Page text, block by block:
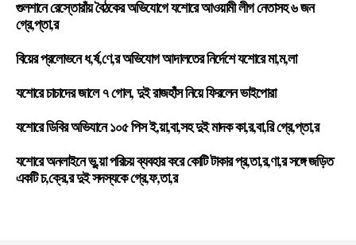
গুলশানে রেস্তোরাঁয় বৈঠকের অভিযোগে যশোরে আওয়ামী লীগ নেতাসহ ৬ জন
গ্রে,প্তা,র
বিয়ের প্রলোভনে ধ,র্ষ,ণে,র অভিযোগ আদালতের নির্দেশে যশোরে মা,ম,লা
যশোরে চাচাদের জালে ৭ গোল, দুই রাজহাঁস নিয়ে ফিরলেন ভাইপোরা
যশোরে ডিবির অভিযানে ১০৫ পিস ই,য়া,বা,সহ দুই মাদক কা,র,বা,রি গ্রে,প্তা,র
যশোরে অনলাইনে ভু,য়া পরিচয় ব্যবহার করে কোটি টাকার প্র,তা,র,ণা,র সঙ্গে জড়িত
একটি চ,ক্রে,র দুই সদস্যকে গ্রে,ফ,তা,র